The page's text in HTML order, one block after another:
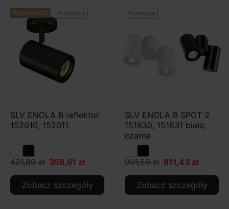
Wyprzedaż! Promocja
SLV ENOLA B reflektor
152010, 152011
421,89 zł 358,61 zł
Zobacz szczegóły
Promocja
SLV ENOLA B SPOT 2
151830, 151831 biała,
czarna
901,59 zł 811,43 zł
Zobacz szczegóły